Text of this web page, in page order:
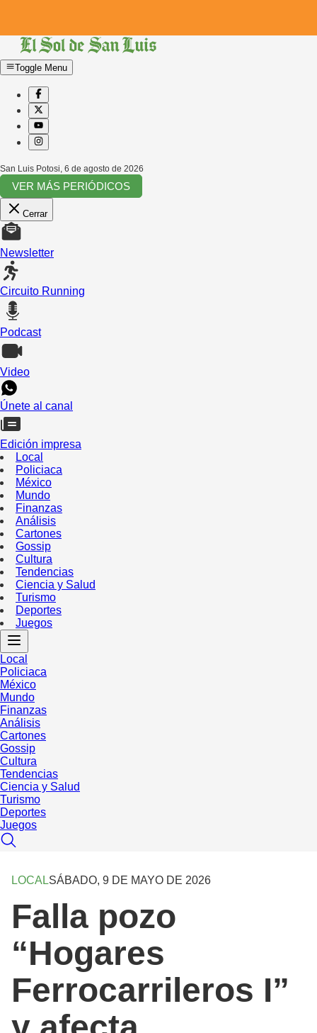
Toggle Menu
San Luis Potosi 6 de agosto de 2026
VER MÁS PERIÓDICOS
Cerrar
Newsletter
Circuito Running
Podcast
Video
Únete al canal
Edición impresa
Local
Policiaca
México
Mundo
Finanzas
Análisis
Cartones
Gossip
Cultura
Tendencias
Ciencia y Salud
Turismo
Deportes
Juegos
Local
Policiaca
México
Mundo
Finanzas
Análisis
Cartones
Gossip
Cultura
Tendencias
Ciencia y Salud
Turismo
Deportes
Juegos
LOCALSÁBADO, 9 DE MAYO DE 2026
Falla pozo
“Hogares
Ferrocarrileros I”